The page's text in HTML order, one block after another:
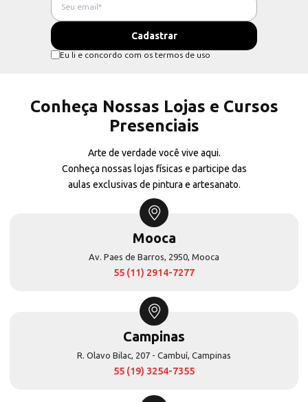
Eu li e concordo com os termos de uso
Conheça Nossas Lojas e Cursos
Presenciais
Arte de verdade você vive aqui.
Conheça nossas lojas físicas e participe das
aulas exclusivas de pintura e artesanato.
Mooca
Av. Paes de Barros, 2950, Mooca
55 (11) 2914-7277
Campinas
R. Olavo Bilac, 207 - Cambuí, Campinas
55 (19) 3254-7355